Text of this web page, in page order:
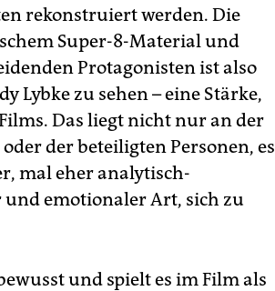
rekonstruiert werden. Die
Super-8-Material und
Protagonisten ist also
Lybke zu sehen – eine Stärke,
Das liegt nicht nur an der
der beteiligten Personen, es
mal eher analytisch-
emotionaler Art, sich zu
und spielt es im Film als